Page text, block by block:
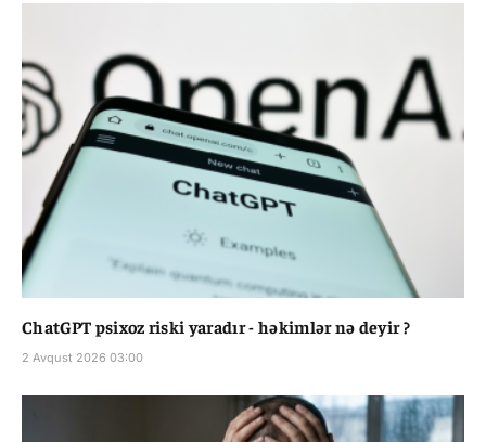
ChatGPT psixoz riski yaradır - həkimlər nə deyir ?
2 Avqust 2026 03:00